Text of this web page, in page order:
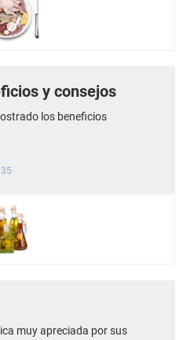
y consejos
los beneficios
muy apreciada por sus